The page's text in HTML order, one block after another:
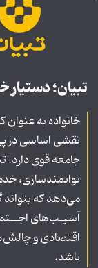
تبیان؛ دستیار
خانواده به
نقشی اساسی در
جامعه قوی دارد.
توانمندسازی،
می‌دهد که
آسیـب‌های
اقتصادی و
باشد.